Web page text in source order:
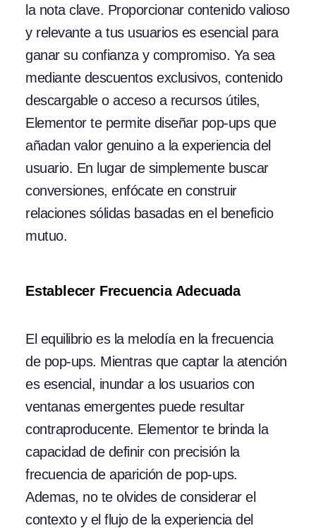
la nota clave. Proporcionar contenido valioso
y relevante a tus usuarios es esencial para
ganar su confianza y compromiso. Ya sea
mediante descuentos exclusivos, contenido
descargable o acceso a recursos útiles,
Elementor te permite diseñar pop-ups que
añadan valor genuino a la experiencia del
usuario. En lugar de simplemente buscar
conversiones, enfócate en construir
relaciones sólidas basadas en el beneficio
mutuo.
Establecer Frecuencia Adecuada
El equilibrio es la melodía en la frecuencia
de pop-ups. Mientras que captar la atención
es esencial, inundar a los usuarios con
ventanas emergentes puede resultar
contraproducente. Elementor te brinda la
capacidad de definir con precisión la
frecuencia de aparición de pop-ups.
Ademas, no te olvides de considerar el
contexto y el flujo de la experiencia del